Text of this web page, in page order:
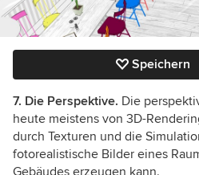
Speichern
7. Die Perspektive. Die
heute meistens von 3D-
durch Texturen und die
fotorealistische Bilder eines
Gebäudes erzeugen kann.